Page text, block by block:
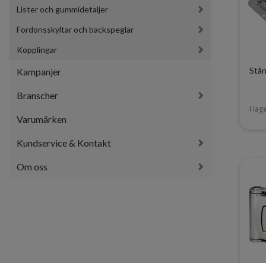
Lister och gummidetaljer
Fordonsskyltar och backspeglar
Kopplingar
Kampanjer
Branscher
Varumärken
Kundservice & Kontakt
Om oss
I